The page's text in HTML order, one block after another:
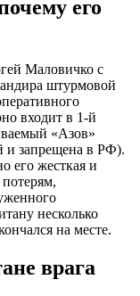
его
Маловичко с
штурмовой
входит в 1-й
«Азов»
и запрещена в РФ).
его жесткая и
потерям,
несколько
на месте.
врага